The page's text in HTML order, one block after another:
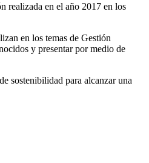
realizada en el año 2017 en los
en los temas de Gestión
y presentar por medio de
sostenibilidad para alcanzar una